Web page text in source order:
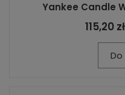
Yankee Candle
115,20 zł
Do